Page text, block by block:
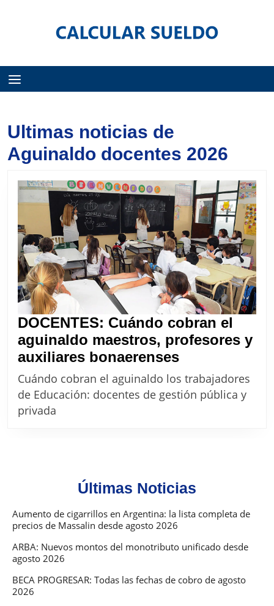
Ultimas noticias de
Aguinaldo docentes 2026
DOCENTES: Cuándo cobran el
aguinaldo maestros, profesores y
auxiliares bonaerensesDOCENTES:
Cuándo
cobran
auxiliares
bonaerenses
Cuándo cobran el aguinaldo los trabajadores
de Educación: docentes de gestión pública y
privada
Últimas Noticias
Aumento de cigarrillos en Argentina: la lista completa de
precios de Massalin desde agosto 2026
ARBA: Nuevos montos del monotributo unificado desde
agosto 2026
BECA PROGRESAR: Todas las fechas de cobro de agosto
2026